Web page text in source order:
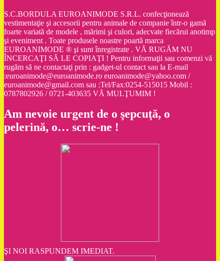
S.C.BORDULA EUROANIMODE S.R.L. confecţionează
vestimentaţie şi accesorii pentru animale de companie într-o gamă
foarte variată de modele , mărimi şi culori, adecvate fiecărui anotimp
şi eveniment . Toate produsele noastre poartă marca
EUROANIMODE ® şi sunt înregistrate . VĂ RUGĂM NU
ÎNCERCAŢI SĂ LE COPIAŢI ! Pentru informaţii sau comenzi vă
rugăm să ne contactaţi prin : gadget-ul contact sau la E-mail
:euroanimode@euroanimode.ro euroanimode@yahoo.com /
euroanimode@gmail.com sau :Tel/Fax:0254-515015 Mobil :
0787802926 / 0721-403635 VĂ MULŢUMIM !
Am nevoie urgent de o şepcuţă, o
pelerină, o… scrie-ne !
ŞI NOI RASPUNDEM IMEDIAT.